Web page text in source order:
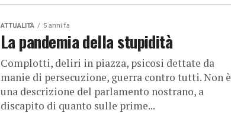
ATTUALITÀ 5 anni fa
La pandemia della stupidità
Complotti, deliri in piazza, psicosi dettate da
manie di persecuzione, guerra contro tutti. Non è
una descrizione del parlamento nostrano, a
discapito di quanto sulle prime...